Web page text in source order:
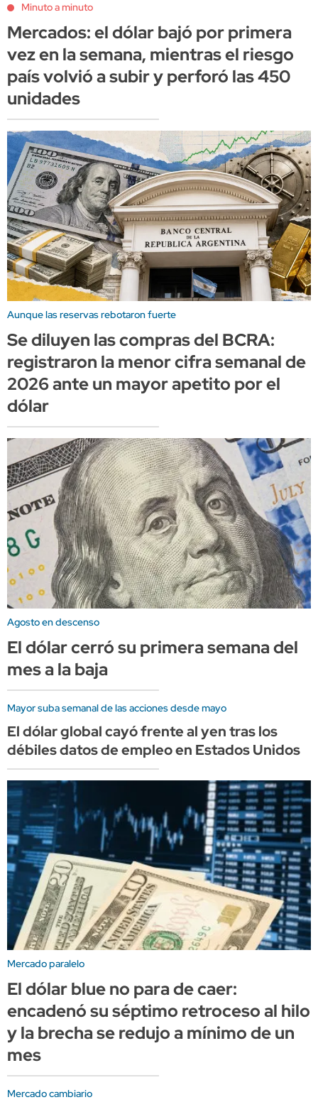
Minuto a minuto
Mercados: el dólar bajó por primera
vez en la semana, mientras el riesgo
país volvió a subir y perforó las 450
unidades
Aunque las reservas rebotaron fuerte
Se diluyen las compras del BCRA:
registraron la menor cifra semanal de
2026 ante un mayor apetito por el
dólar
Agosto en descenso
El dólar cerró su primera semana del
mes a la baja
Mayor suba semanal de las acciones desde mayo
El dólar global cayó frente al yen tras los
débiles datos de empleo en Estados Unidos
Mercado paralelo
El dólar blue no para de caer:
encadenó su séptimo retroceso al hilo
y la brecha se redujo a mínimo de un
mes
Mercado cambiario